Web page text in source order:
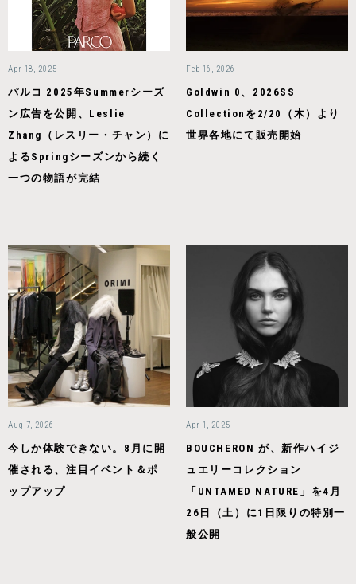
Apr 18, 2025
パルコ 2025年Summerシーズ
ン広告を公開、Leslie
Zhang（レスリー・チャン）に
よるSpringシーズンから続く
一つの物語が完結
Feb 16, 2026
Goldwin 0、2026SS
Collectionを2/20（木）より
世界各地にて販売開始
Aug 7, 2026
今しか体験できない。8月に開
催される、注目イベント＆ポ
ップアップ
Apr 1, 2025
BOUCHERON が、新作ハイジ
ュエリーコレクション
「UNTAMED NATURE」を4月
26日（土）に1日限りの特別一
般公開